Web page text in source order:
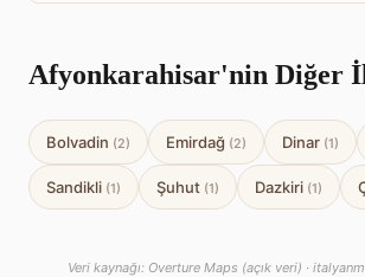
Afyonkarahisar'nin Diğer
Bolvadin (2) Emirdağ (2) Dinar (1)
Sandikli (1) Şuhut (1) Dazkiri (1)
Veri kaynağı: Overture Maps (açık veri) ·